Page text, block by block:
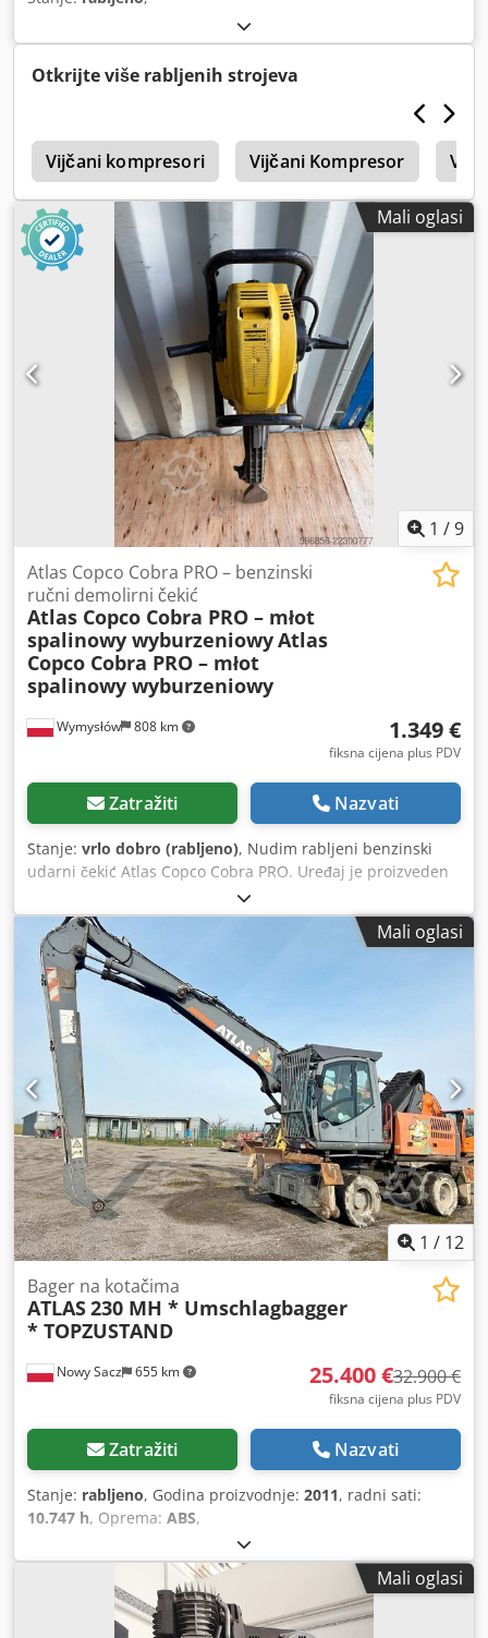
Otkrijte više rabljenih strojeva
Vijčani kompresori Vijčani Kompresor
Mali oglasi
1 /9
Wymysłów 808 km
Atlas Copco Cobra PRO – benzinski
ručni demolirni čekić
Atlas Copco Cobra PRO – młot
spalinowy wyburzeniowyAtlas
Copco Cobra PRO – młot
spalinowy wyburzeniowy
1.349 €
fiksna cijena plus PDV
Zatražiti Nazvati
Stanje: vrlo dobro (rabljeno), Nudim rabljeni benzinski
udarni čekić Atlas Copco Cobra PRO. Uređaj je proizveden
2014. godine u Švedskoj. Model Cobra PRO je profesionalni
benzinski udarni čekić namijenjen za građevinske,
cestovne i rušne radove – ne zahtijeva električno napajanje
niti kompresor, što ga čini idealnim za rad na terenu.
Vizualno stanje odgovara slikama – normalni znakovi
korištenja, ogrebotine i površinske oštećenja. Opremljen je
radnim dletom. Podaci: Proizvođač: Atlas Copco Model:
Cobra PRO Godina proizvodnje: 2014 Zemlja proizvodnje:
Švedska Pogonski motor: dvotaktni benzinski motor
Dwedpfx Aszkwdljlyja Namjena: razbijanje betona, asfalta,
izvođenje cestovnih i zemljanih radova Mobilna
konstrukcija – ne zahtijeva kompresor niti napajanje iz
električne mreže.
Mali oglasi
1 / 12
Nowy Sacz 655 km
Bager na kotačima
ATLAS230 MH * Umschlagbagger
* TOPZUSTAND
25.400 €32.900 €
fiksna cijena plus PDV
Zatražiti Nazvati
Stanje: rabljeno, Godina proizvodnje: 2011, radni sati:
10.747 h, Oprema: ABS,
Mali oglasi